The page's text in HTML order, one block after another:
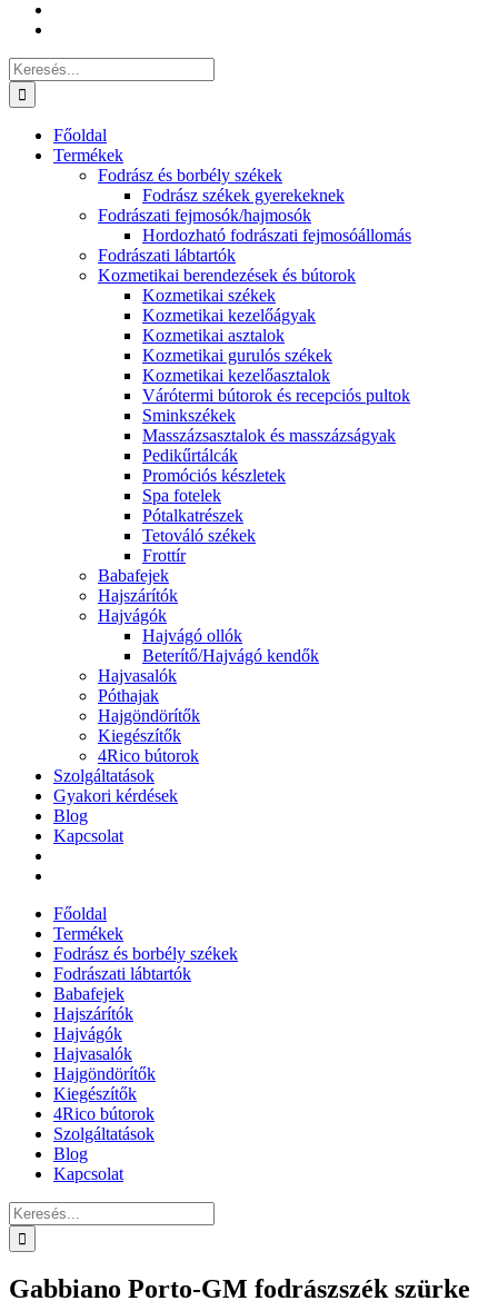
Keresés...
Főoldal
Termékek
Fodrász és borbély székek
Fodrász székek gyerekeknek
Fodrászati fejmosók/hajmosók
Hordozható fodrászati fejmosóállomás
Fodrászati lábtartók
Kozmetikai berendezések és bútorok
Kozmetikai székek
Kozmetikai kezelőágyak
Kozmetikai asztalok
Kozmetikai gurulós székek
Kozmetikai kezelőasztalok
Várótermi bútorok és recepciós pultok
Sminkszékek
Masszázsasztalok és masszázságyak
Pedikűrtálcák
Promóciós készletek
Spa fotelek
Pótalkatrészek
Tetováló székek
Frottír
Babafejek
Hajszárítók
Hajvágók
Hajvágó ollók
Beterítő/Hajvágó kendők
Hajvasalók
Póthajak
Hajgöndörítők
Kiegészítők
4Rico bútorok
Szolgáltatások
Gyakori kérdések
Blog
Kapcsolat
Főoldal
Termékek
Fodrász és borbély székek
Fodrászati lábtartók
Babafejek
Hajszárítók
Hajvágók
Hajvasalók
Hajgöndörítők
Kiegészítők
4Rico bútorok
Szolgáltatások
Blog
Kapcsolat
Keresés...
Gabbiano Porto-GM fodrászszék szürke